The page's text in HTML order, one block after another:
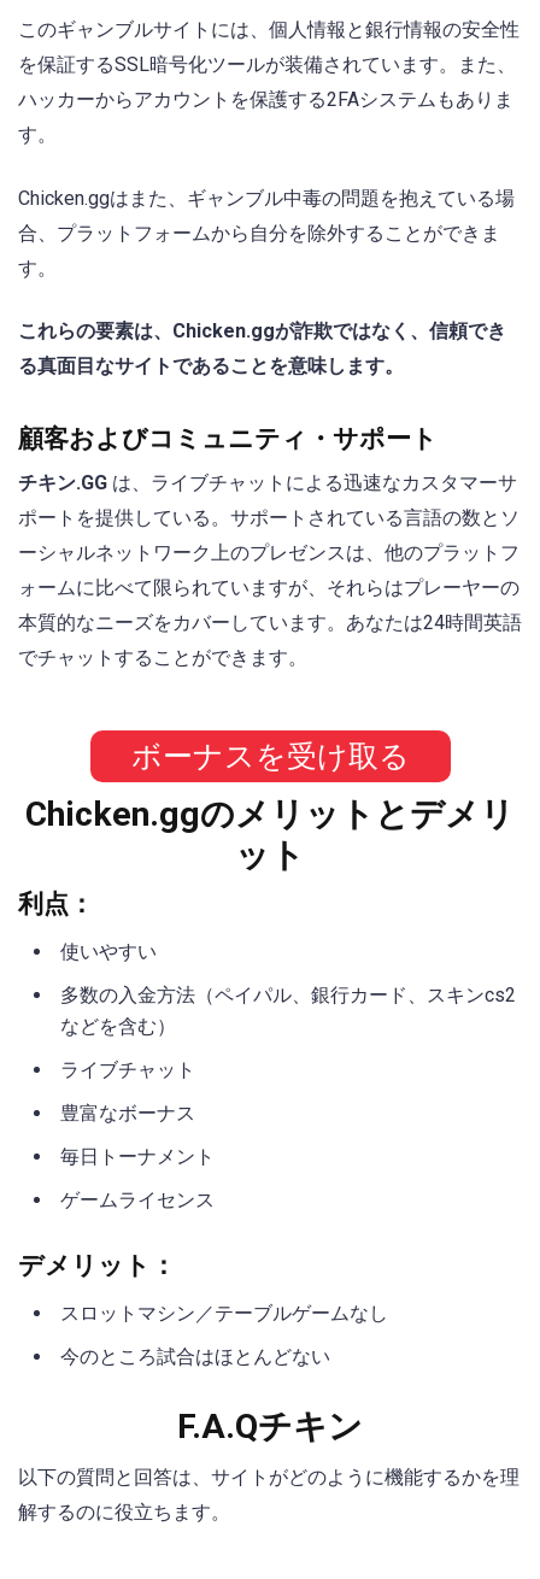
このギャンブルサイトには、個人情報と銀行情報の安全性
を保証するSSL暗号化ツールが装備されています。また、
ハッカーからアカウントを保護する2FAシステムもありま
す。
Chicken.ggはまた、ギャンブル中毒の問題を抱えている場
合、プラットフォームから自分を除外することができま
す。
これらの要素は、Chicken.ggが詐欺ではなく、信頼でき
る真面目なサイトであることを意味します。
顧客およびコミュニティ・サポート
チキン.GG は、ライブチャットによる迅速なカスタマーサ
ポートを提供している。サポートされている言語の数とソ
ーシャルネットワーク上のプレゼンスは、他のプラットフ
ォームに比べて限られていますが、それらはプレーヤーの
本質的なニーズをカバーしています。あなたは24時間英語
でチャットすることができます。
ボーナスを受け取る
Chicken.ggのメリットとデメリ
ット
利点：
使いやすい
多数の入金方法（ペイパル、銀行カード、スキンcs2
などを含む）
ライブチャット
豊富なボーナス
毎日トーナメント
ゲームライセンス
デメリット：
スロットマシン／テーブルゲームなし
今のところ試合はほとんどない
F.A.Qチキン
以下の質問と回答は、サイトがどのように機能するかを理
解するのに役立ちます。